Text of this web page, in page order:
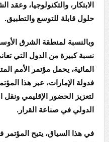
الابتكار، والتكنولوجيا، وعقد
حلول قابلة للتوسع والتطبيق.
وبالنسبة لمنطقة الشرق
نسبة كبيرة من الدول التي
المائية، يحمل مؤتمر الأمم
فدولة الإمارات، عبر هذا
لتعزيز الحضور الإقليمي
الدولي في صناعة القرار.
في هذا السياق، يتيح